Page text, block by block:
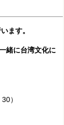
ます。
緒に台湾文化に
）